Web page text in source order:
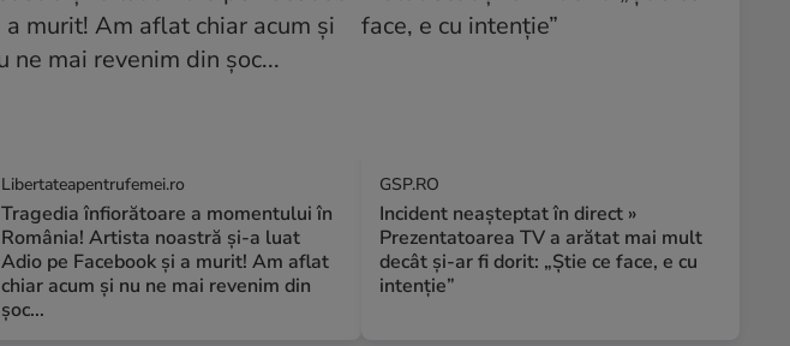
Libertateapentrufemei.ro
Tragedia înfiorătoare a momentului în
România! Artista noastră și-a luat
Adio pe Facebook și a murit! Am aflat
chiar acum și nu ne mai revenim din
șoc...
GSP.RO
Incident neașteptat în direct »
Prezentatoarea TV a arătat mai mult
decât și-ar fi dorit: „Știe ce face, e cu
intenție”